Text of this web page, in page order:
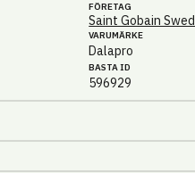
FÖRETAG
Saint Gobain
VARUMÄRKE
Dalapro
BASTA ID
596929